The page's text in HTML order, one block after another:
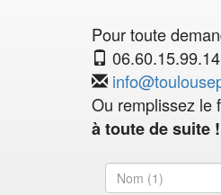
Pour toute
06.60.15.99.14
Ou remplissez le
à toute de suite !